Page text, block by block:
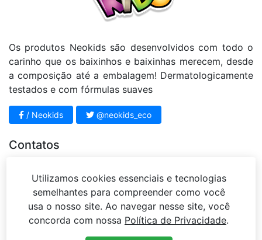
Os produtos Neokids são desenvolvidos com todo o
carinho que os baixinhos e baixinhas merecem, desde
a composição até a embalagem! Dermatologicamente
testados e com fórmulas suaves
/ Neokids @neokids_eco
Contatos
sac@mariahbeleza.com.br
Rua Sena Madureira, 63 – Jardim Vista Alegre –
Campo Limpo Paulista – SP
Utilizamos cookies essenciais e tecnologias
semelhantes para compreender como você
usa o nosso site. Ao navegar nesse site, você
concorda com nossa Política de Privacidade.